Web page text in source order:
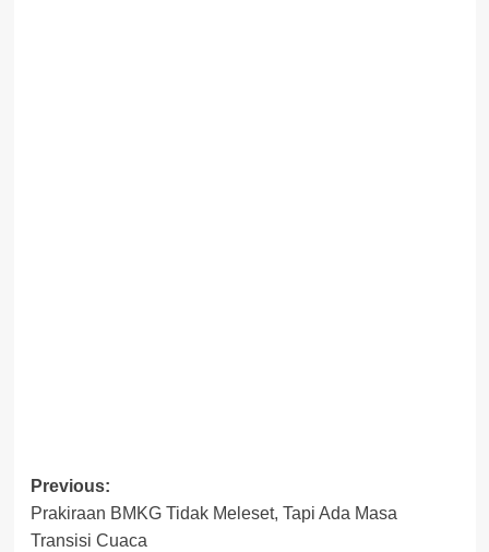
Post
navigation
Previous:
Prakiraan BMKG Tidak Meleset, Tapi Ada Masa
Transisi Cuaca